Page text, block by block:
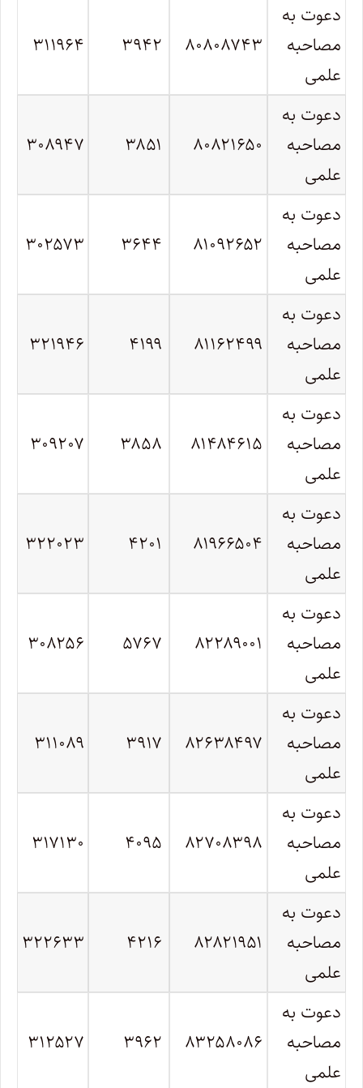
دعوت به
مصاحبه
علمی
۸۰۸۰۸۷۴۳ ۳۹۴۲ ۳۱۱۹۶۴
دعوت به
مصاحبه
علمی
۸۰۸۲۱۶۵۰ ۳۸۵۱ ۳۰۸۹۴۷
دعوت به
مصاحبه
علمی
۸۱۰۹۲۶۵۲ ۳۶۴۴ ۳۰۲۵۷۳
دعوت به
مصاحبه
علمی
۸۱۱۶۲۴۹۹ ۴۱۹۹ ۳۲۱۹۴۶
دعوت به
مصاحبه
علمی
۸۱۴۸۴۶۱۵ ۳۸۵۸ ۳۰۹۲۰۷
دعوت به
مصاحبه
علمی
۸۱۹۶۶۵۰۴ ۴۲۰۱ ۳۲۲۰۲۳
دعوت به
مصاحبه
علمی
۸۲۲۸۹۰۰۱ ۵۷۶۷ ۳۰۸۲۵۶
دعوت به
مصاحبه
علمی
۸۲۶۳۸۴۹۷ ۳۹۱۷ ۳۱۱۰۸۹
دعوت به
مصاحبه
علمی
۸۲۷۰۸۳۹۸ ۴۰۹۵ ۳۱۷۱۳۰
دعوت به
مصاحبه
علمی
۸۲۸۲۱۹۵۱ ۴۲۱۶ ۳۲۲۶۳۳
دعوت به
مصاحبه
علمی
۸۳۲۵۸۰۸۶ ۳۹۶۲ ۳۱۲۵۲۷